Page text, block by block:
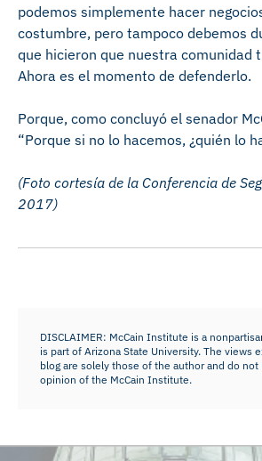
podemos simplemente hacer
costumbre, pero tampoco debemos
que hicieron que nuestra comunidad
Ahora es el momento de defenderlo.
Porque, como concluyó el senador
“Porque si no lo hacemos, ¿quién lo
(Foto cortesía de la Conferencia de
2017)
DISCLAIMER: McCain Institute is a
is part of Arizona State University. The views
blog are solely those of the author and do not
opinion of the McCain Institute.